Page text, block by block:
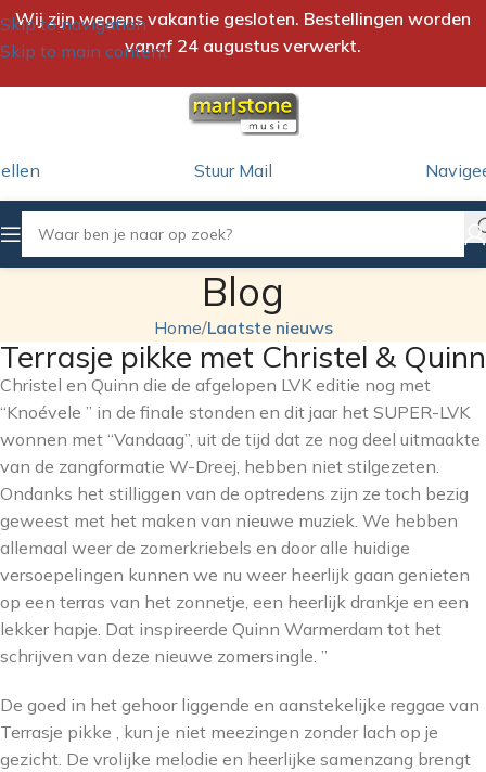
Skip to navigation
Skip to main content
Wij zijn wegens vakantie gesloten. Bestellingen worden
vanaf 24 augustus verwerkt.
Stuur Mail
Blog
Home/Laatste nieuws
Terrasje pikke met Christel & Quinn
Christel en Quinn die de afgelopen LVK editie nog met
“Knoévele ” in de finale stonden en dit jaar het SUPER-LVK
wonnen met “Vandaag”, uit de tijd dat ze nog deel uitmaakte
van de zangformatie W-Dreej, hebben niet stilgezeten.
Ondanks het stilliggen van de optredens zijn ze toch bezig
geweest met het maken van nieuwe muziek. We hebben
allemaal weer de zomerkriebels en door alle huidige
versoepelingen kunnen we nu weer heerlijk gaan genieten
op een terras van het zonnetje, een heerlijk drankje en een
lekker hapje. Dat inspireerde Quinn Warmerdam tot het
schrijven van deze nieuwe zomersingle. ”
De goed in het gehoor liggende en aanstekelijke reggae van
Terrasje pikke , kun je niet meezingen zonder lach op je
gezicht. De vrolijke melodie en heerlijke samenzang brengt